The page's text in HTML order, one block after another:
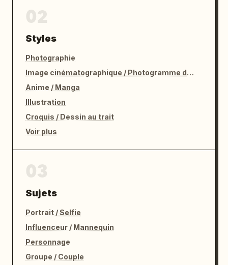
Styles
Photographie
Image cinématographique / Photogramme de film
Anime / Manga
Illustration
Croquis / Dessin au trait
Voir plus
Sujets
Portrait / Selfie
Influenceur / Mannequin
Personnage
Groupe / Couple